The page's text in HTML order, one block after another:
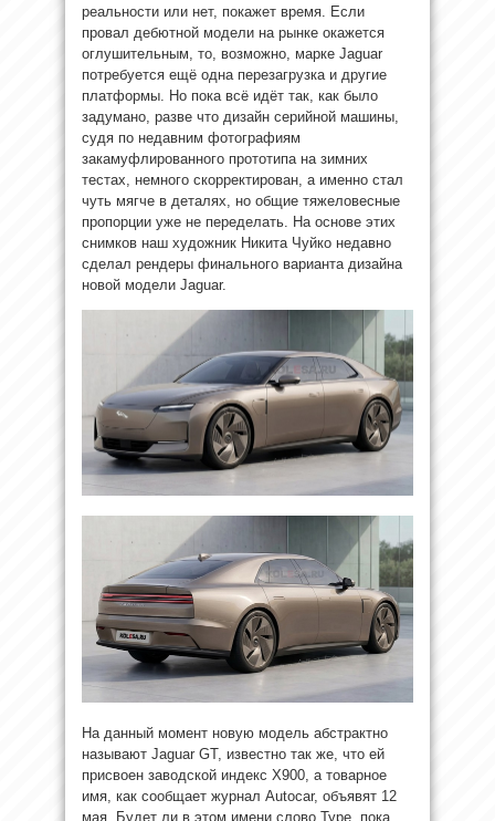
реальности или нет, покажет время. Если
провал дебютной модели на рынке окажется
оглушительным, то, возможно, марке Jaguar
потребуется ещё одна перезагрузка и другие
платформы. Но пока всё идёт так, как было
задумано, разве что дизайн серийной машины,
судя по недавним фотографиям
закамуфлированного прототипа на зимних
тестах, немного скорректирован, а именно стал
чуть мягче в деталях, но общие тяжеловесные
пропорции уже не переделать. На основе этих
снимков наш художник Никита Чуйко недавно
сделал рендеры финального варианта дизайна
новой модели Jaguar.
На данный момент новую модель абстрактно
называют Jaguar GT, известно так же, что ей
присвоен заводской индекс X900, а товарное
имя, как сообщает журнал Autocar, объявят 12
мая. Будет ли в этом имени слово Type, пока